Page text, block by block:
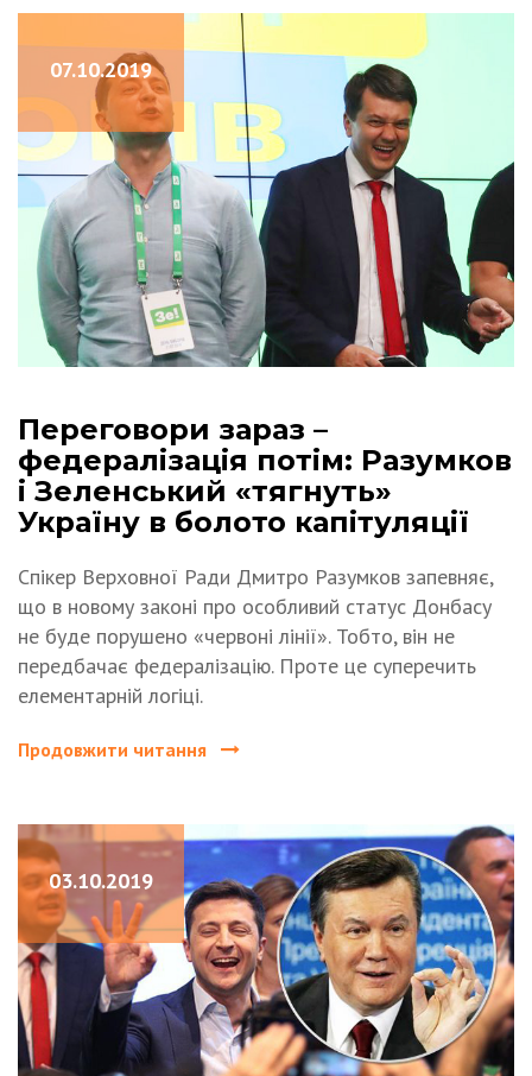
07.10.2019
Переговори зараз –
федералізація потім: Разумков
і Зеленський «тягнуть»
Україну в болото капітуляції
Спікер Верховної Ради Дмитро Разумков запевняє,
що в новому законі про особливий статус Донбасу
не буде порушено «червоні лінії». Тобто, він не
передбачає федералізацію. Проте це суперечить
елементарній логіці.
Продовжити читання
03.10.2019